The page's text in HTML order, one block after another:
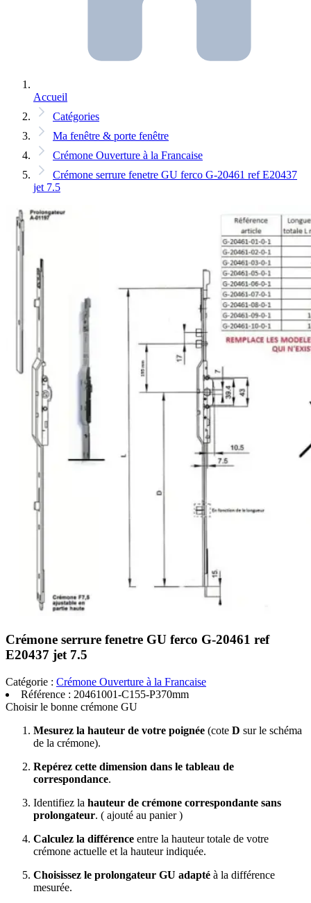
Accueil
Catégories
Ma fenêtre & porte fenêtre
Crémone Ouverture à la Francaise
Crémone serrure fenetre GU ferco G-20461 ref E20437
jet 7.5
Crémone serrure fenetre GU ferco G-20461 ref
E20437 jet 7.5
Catégorie : Crémone Ouverture à la Francaise
Référence : 20461001-C155-P370mm
Choisir le bonne crémone GU
Mesurez la hauteur de votre poignée (cote D sur le schéma
de la crémone).
Repérez cette dimension dans le tableau de
correspondance.
Identifiez la hauteur de crémone correspondante sans
prolongateur. ( ajouté au panier )
Calculez la différence entre la hauteur totale de votre
crémone actuelle et la hauteur indiquée.
Choisissez le prolongateur GU adapté à la différence
mesurée.